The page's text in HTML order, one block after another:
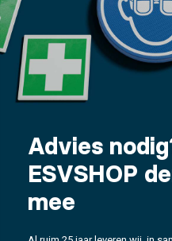
Advies
ESVSHOP
mee